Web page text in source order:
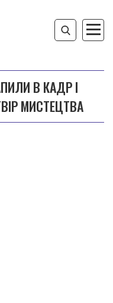
В КАДР І
МИСТЕЦТВА